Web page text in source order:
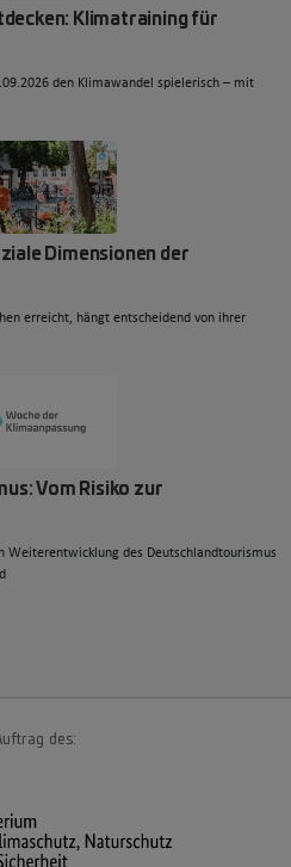
Klimatraining für
den Klimawandel spielerisch – mit
Dimensionen der
erreicht, hängt entscheidend von ihrer
Vom Risiko zur
Weiterentwicklung des Deutschlandtourismus
des: